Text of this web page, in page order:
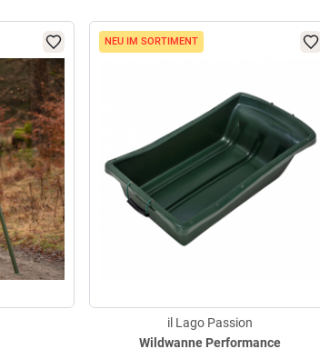
NEU IM SORTIMENT
Wildwanne Performance
il Lago Passion